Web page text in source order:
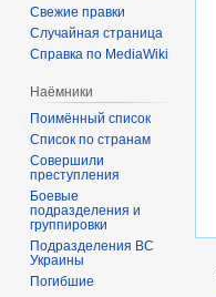
Свежие правки
Случайная страница
Справка по MediaWiki
Наёмники
Поимённый список
Список по странам
Совершили
преступления
Боевые
подразделения и
группировки
Подразделения ВС
Украины
Погибшие